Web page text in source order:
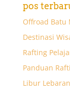
pos
Offroad Batu
Destinasi
Rafting
Panduan
Libur